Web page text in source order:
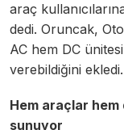
araç
dedi. Oruncak,
AC hem DC
verebildiğini ekledi.
Hem araçlar
sunuyor